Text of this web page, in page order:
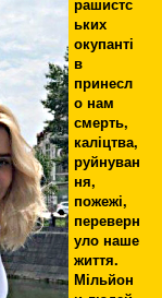
ьких
окупанті
в
принесл
о нам
смерть,
каліцтва,
руйнуван
ня,
пожежі,
переверн
уло наше
життя.
Мільйон